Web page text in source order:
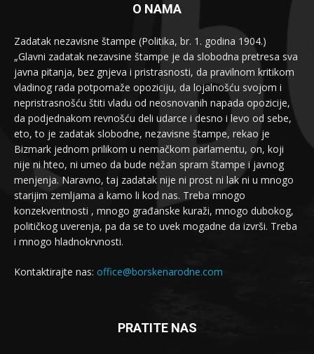
O NAMA
Zadatak nezavisne štampe (Politika, br. 1. godina 1904.)
„Glavni zadatak nezavsine štampe je da slobodna pretresa sva
javna pitanja, bez gnjeva i pristrasnosti, da pravilnom kritikom
vladinog rada potpomaže opoziciju, da lojalnošću svojom i
nepristrasnošću štiti vladu od neosnovanih napada opozicije,
da podjednakom revnošću deli udarce i desno i levo od sebe,
eto, to je zadatak slobodne, nezavisne štampe, rekao je
Bizmark jednom prilikom u nemačkom parlamentu, on, koji
nije ni hteo, ni umeo da bude nežan spram štampe i javnog
menjenja. Naravno, taj zadatak nije ni prost ni lak ni u mnogo
starijim zemljama a kamo li kod nas. Treba mnogo
konzekventnosti , mnogo građanske kuraži, mnogo dubokog,
političkog uverenja, pa da se to uvek mogadne da izvrši. Treba
i mnogo hladnokrvnosti.
Kontaktirajte nas: office@borskenarodne.com
PRATITE NAS